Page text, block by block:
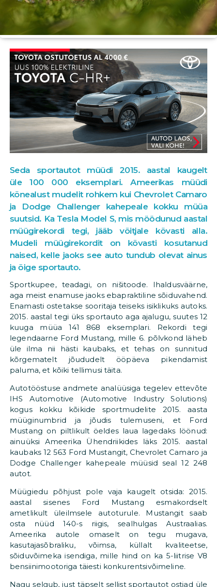
Seda sportautot müüdi 2015. aastal kaugelt
üle 100 000 eksemplari. Ameerikas müüdi
kõnealust mudelit rohkem kui Chevrolet Camaro
ja Dodge Challenger kahepeale kokku müüa
suutsid. Ka Tesla Model S, mis möödunud aastal
müügirekordi tegi, jääb võitjale kõvasti alla.
Mudeli müügirekordit on kõvasti kosutanud
naised, kelle jaoks see auto tundub olevat ainus
ja õige sportauto.
Sportkupee, teadagi, on nišitoode. Ihaldusväärne,
aga meist enamuse jaoks ebapraktiline sõiduvahend.
Enamasti ostetakse sooritaja teiseks isiklikuks autoks.
2015. aastal tegi üks sportauto aga ajalugu, suutes 12
kuuga müüa 141 868 eksemplari. Rekordi tegi
legendaarne Ford Mustang, mille 6. põlvkond läheb
üle ilma nii hästi kaubaks, et tehas on sunnitud
kõrgematelt jõududelt ööpäeva pikendamist
paluma, et kõiki tellimusi täita.
Autotööstuse andmete analüüsiga tegelev ettevõte
IHS Automotive (Automotive Industry Solutions)
kogus kokku kõikide sportmudelite 2015. aasta
müüginumbrid ja jõudis tulemuseni, et Ford
Mustang on piltlikult öeldes laua lagedaks löönud:
ainuüksi Ameerika Ühendriikides läks 2015. aastal
kaubaks 12 563 Ford Mustangit, Chevrolet Camaro ja
Dodge Challenger kahepeale müüsid seal 12 248
autot.
Müügiedu põhjust pole vaja kaugelt otsida: 2015.
aastal sisenes Ford Mustang esmakordselt
ametlikult üleilmsele autoturule. Mustangit saab
osta nüüd 140-s riigis, sealhulgas Austraalias.
Ameerika autole omaselt on tegu mugava,
kasutajasõbraliku, võimsa, küllalt kvaliteetse,
sõiduvõimeka isendiga, mille hind on ka 5-liitrise V8
bensiinimootoriga täiesti konkurentsivõimeline.
Nagu selgub, just täpselt sellist sportautot ostjad üle